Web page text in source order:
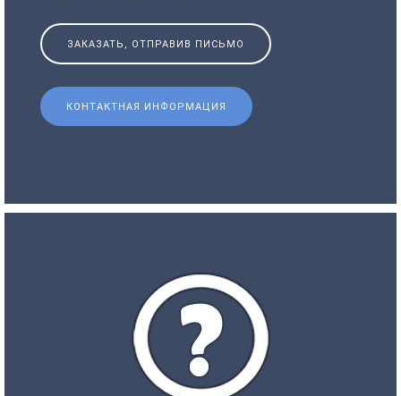
ЗАКАЗАТЬ, ОТПРАВИВ ПИСЬМО
КОНТАКТНАЯ ИНФОРМАЦИЯ